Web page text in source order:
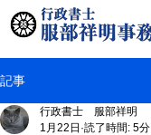
記事
行政書士 服部祥明
1月22日 読了時間: 5分